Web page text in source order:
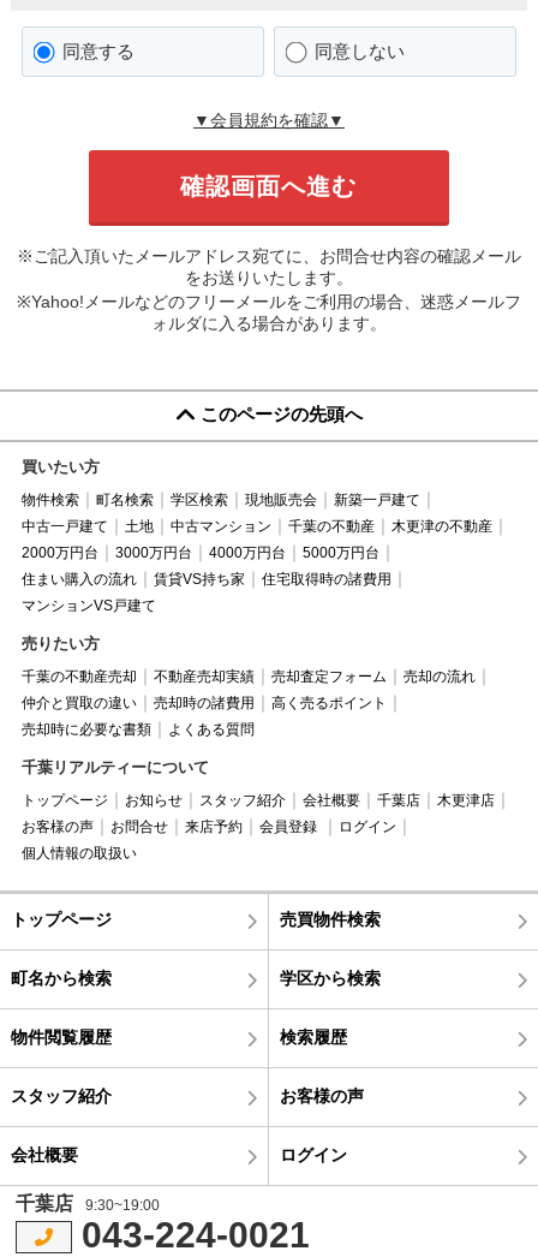
同意する 同意しない
▼会員規約を確認▼
※ご記入頂いたメールアドレス宛てに、お問合せ内容の確認メール
をお送りいたします。
※Yahoo!メールなどのフリーメールをご利用の場合、迷惑メールフ
ォルダに入る場合があります。
このページの先頭へ
買いたい方
物件検索 町名検索 学区検索 現地販売会
新築一戸建て
中古一戸建て
土地 中古マンション 千葉の不動産
木更津の不動産
2000万円台
3000万円台 4000万円台
5000万円台
住まい購入の流れ
賃貸VS持ち家
住宅取得時の諸費用
マンションVS戸建て
売りたい方
千葉の不動産売却 不動産売却実績 売却査定フォーム
売却の流れ
仲介と買取の違い
売却時の諸費用
高く売るポイント
売却時に必要な書類
よくある質問
千葉リアルティーについて
トップページ お知らせ スタッフ紹介 会社概要 千葉店
木更津店
お客様の声
お問合せ 来店予約 会員登録
ログイン
個人情報の取扱い
トップページ 売買物件検索
町名から検索 学区から検索
物件閲覧履歴 検索履歴
スタッフ紹介 お客様の声
会社概要 ログイン
千葉店 9:30~19:00
043-224-0021